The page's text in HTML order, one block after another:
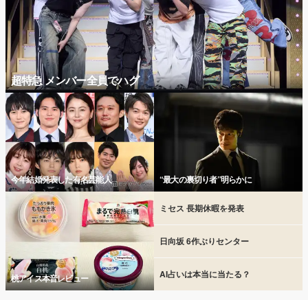
超特急 メンバー全員でハグ
今年結婚発表した有名芸能人 “最大の裏切り者”明らかに
桃アイス本音レビュー
ミセス 長期休暇を発表
日向坂 6作ぶりセンター
AI占いは本当に当たる？